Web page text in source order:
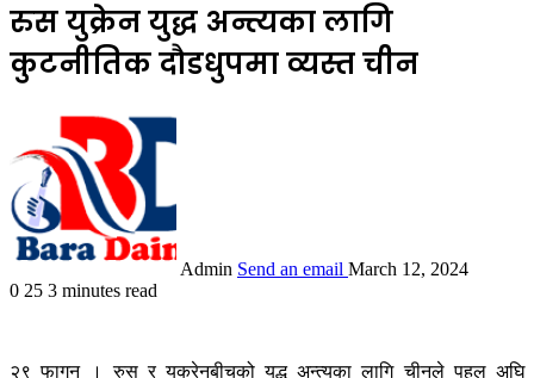
रुस युक्रेन युद्ध अन्त्यका लागि
कुटनीतिक दौडधुपमा व्यस्त चीन
Admin Send an email March 12, 2024
0 25 3 minutes read
२९ फागुन । रुस र युक्रेनबीचको युद्ध अन्त्यका लागि चीनले पहल अघि